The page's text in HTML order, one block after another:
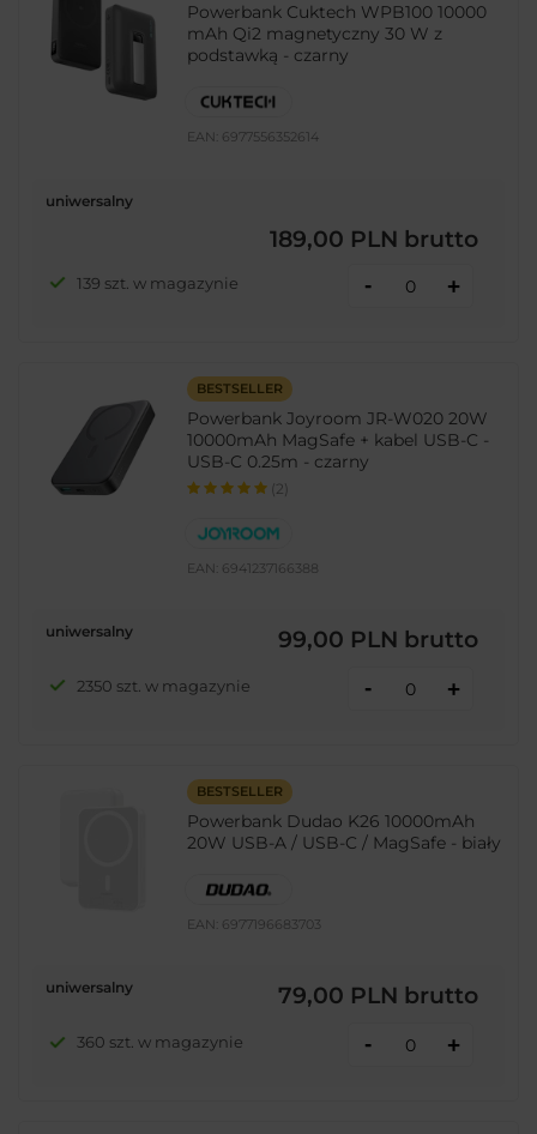
Powerbank Cuktech WPB100 10000
mAh Qi2 magnetyczny 30 W z
podstawką - czarny
EAN: 6977556352614
uniwersalny
189,00 PLN brutto
139 szt. w magazynie - +
BESTSELLER
Powerbank Joyroom JR-W020 20W
10000mAh MagSafe + kabel USB-C -
USB-C 0.25m - czarny
(2)
EAN: 6941237166388
uniwersalny 99,00 PLN brutto
2350 szt. w magazynie - +
BESTSELLER
Powerbank Dudao K26 10000mAh
20W USB-A / USB-C / MagSafe - biały
EAN: 6977196683703
uniwersalny 79,00 PLN brutto
360 szt. w magazynie - +